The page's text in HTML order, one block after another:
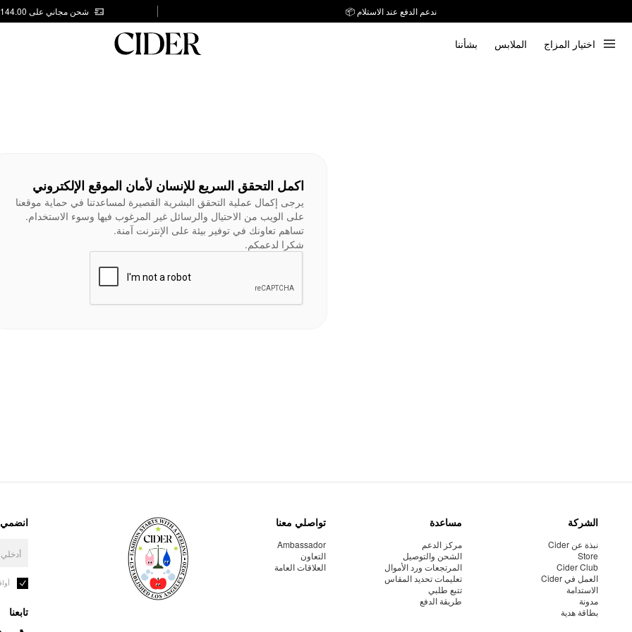
ندعم الدفع عند الاستلام 📦 شحن مجاني على AED 144.00
اختيار المزاج الملابس بشأننا
اكمل التحقق السريع للإنسان لأمان الموقع الإلكتروني
يرجى إكمال عملية التحقق البشرية القصيرة لمساعدتنا في حماية موقعنا
على الويب من الاحتيال والرسائل غير المرغوب فيها وسوء الاستخدام.
تساهم تعاونك في توفير بيئة على الإنترنت آمنة.
شكرا لدعمكم.
الشركة
نبذة عن Cider
Store
Cider Club
العمل في Cider
الاستدامة
مدونة
بطاقة هدية
مساعدة
مركز الدعم
الشحن والتوصيل
المرتجعات ورد الأموال
تعليمات تحديد المقاس
تتبع طلبي
طريقة الدفع
تواصلي معنا
Ambassador
التعاون
العلاقات العامة
انضمي
تابعنا